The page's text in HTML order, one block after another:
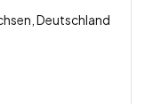
Deutschland